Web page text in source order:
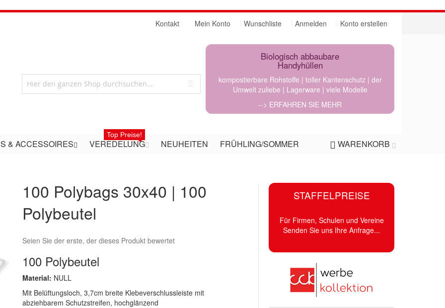
Mein Konto Wunschliste Anmelden Konto erstellen
Kontakt
Biologisch abbaubare
Handyhüllen
kompostierbare Rohstoffe | toller Kantenschutz | der
Umwelt zuliebe | Lagerware | viele Modelle
--> ERFAHREN SIE MEHR
WARENKORB
& ACCESSOIRES VEREDELUNG
Top Preise!
NEUHEITEN FRÜHLING/SOMMER
100 Polybags 30x40 | 100
Polybeutel
Seien Sie der erste, der dieses Produkt bewertet
100 Polybeutel
Material: NULL
Mit Belüftungsloch, 3,7cm breite Klebeverschlussleiste mit
abziehbarem Schutzstreifen, hochglänzend
STAFFELPREISE
Für Firmen, Schulen und Vereine
Senden Sie uns Ihre Anfrage...